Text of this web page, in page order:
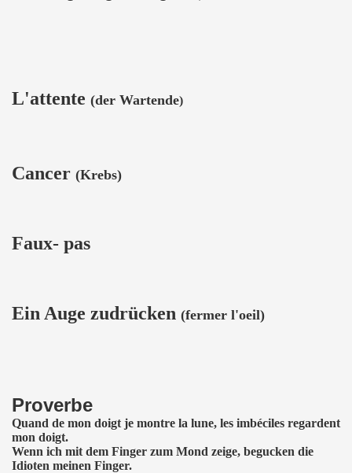
L'attente (der Wartende)
Cancer (Krebs)
Faux- pas
Ein Auge zudrücken (fermer l'oeil)
Proverbe
Quand de mon doigt je montre la lune, les imbéciles regardent
mon doigt.
Wenn ich mit dem Finger zum Mond zeige, begucken die
Idioten meinen Finger.